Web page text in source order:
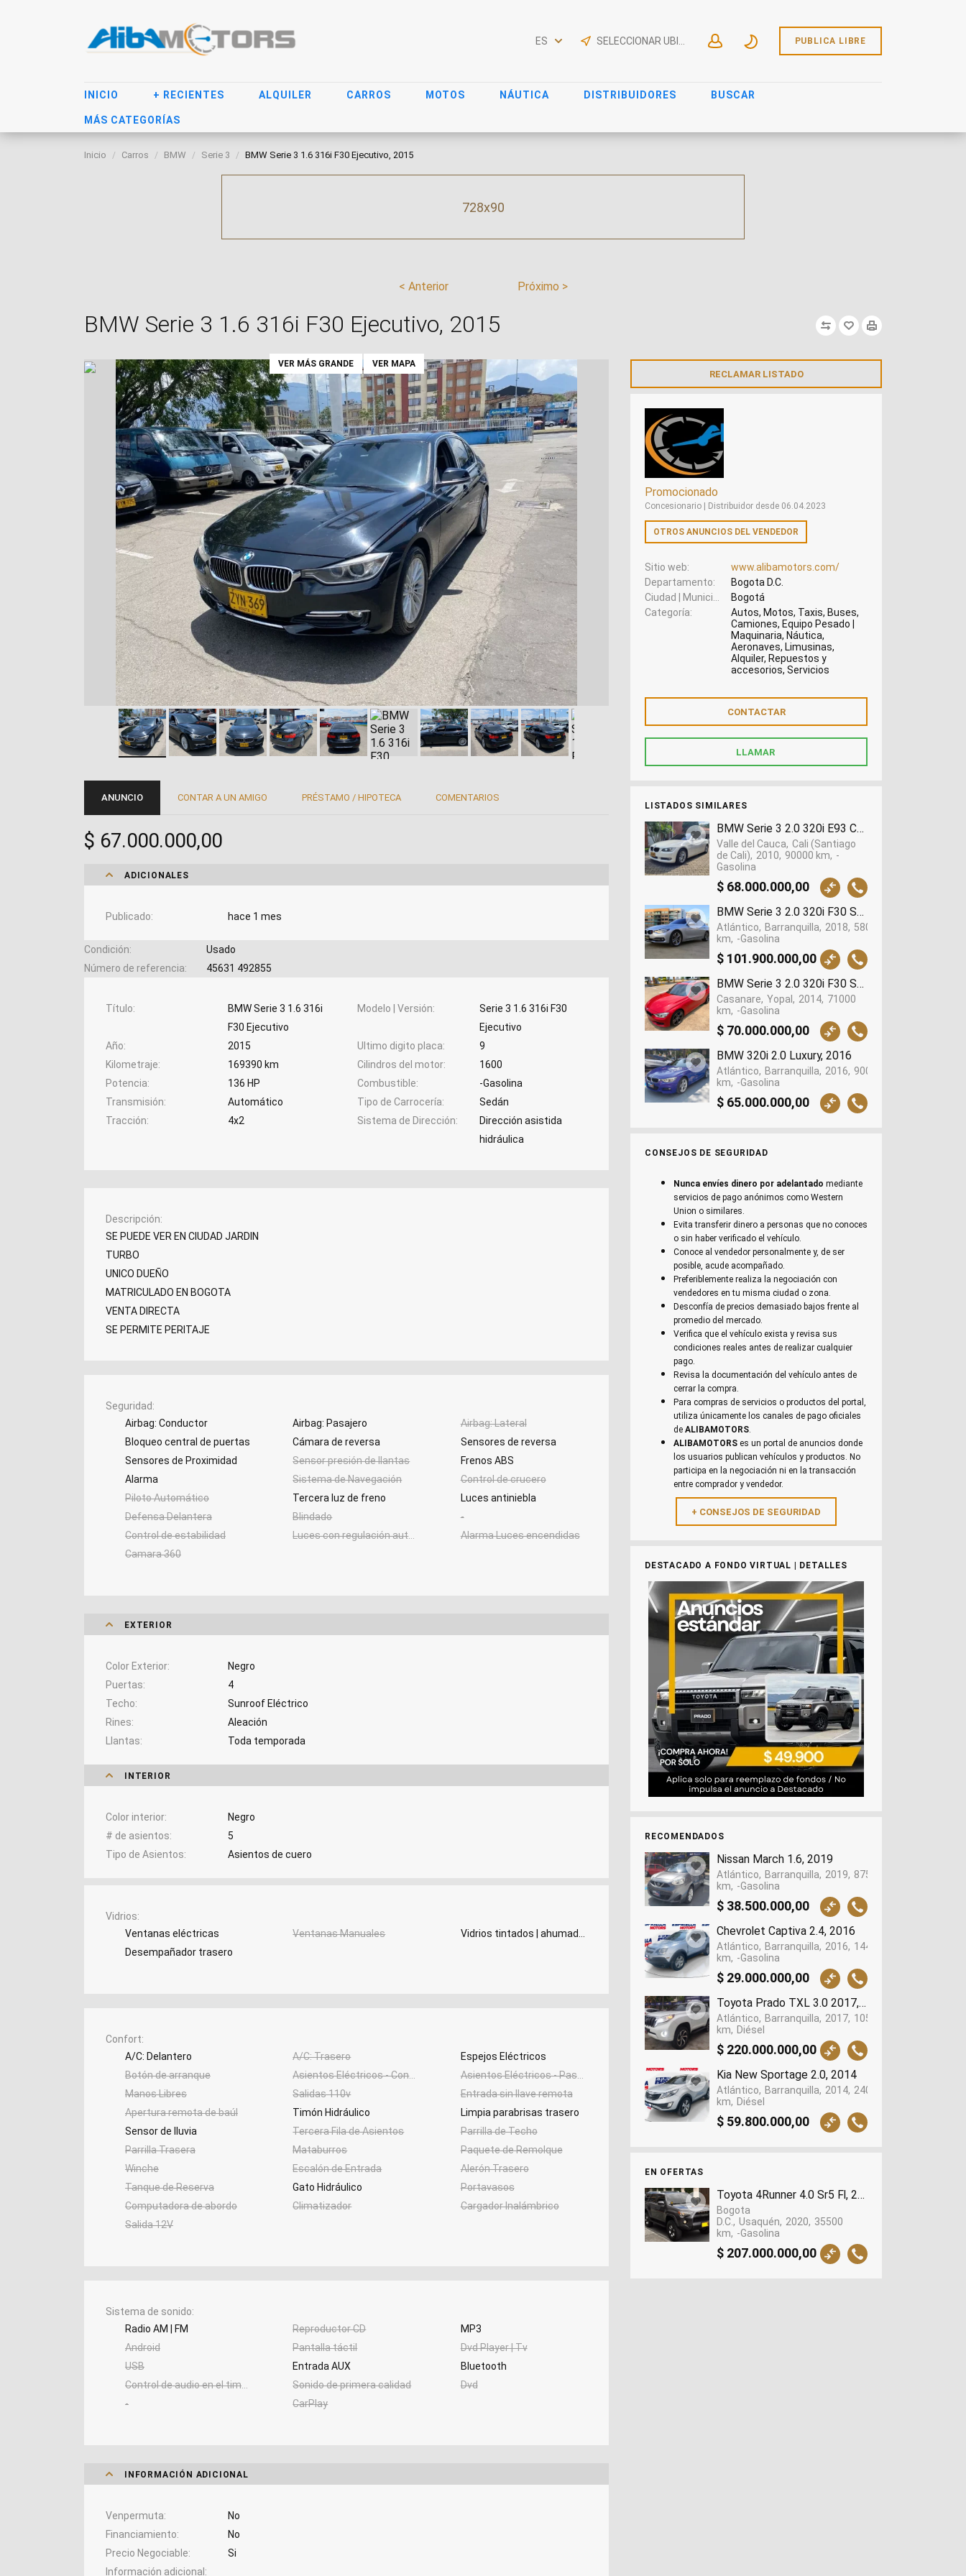
ES PUBLICA LIBRE
INICIO + RECIENTES ALQUILER CARROS MOTOS NÁUTICA DISTRIBUIDORES BUSCAR
MÁS CATEGORÍAS
Inicio Carros BMW Serie 3 BMW Serie 3 1.6 316i F30 Ejecutivo, 2015
728x90
< Anterior Próximo >
BMW Serie 3 1.6 316i F30 Ejecutivo, 2015
RECLAMAR LISTADO
Promocionado
Concesionario | Distribuidor desde 06.04.2023
OTROS ANUNCIOS DEL VENDEDOR
Sitio web
www.alibamotors.com/
Departamento
Bogota D.C.
Bogotá
Categoría
Autos, Motos, Taxis, Buses,
Camiones, Equipo Pesado |
Maquinaria, Náutica,
Aeronaves, Limusinas,
Alquiler, Repuestos y
accesorios, Servicios
LISTADOS SIMILARES
BMW Serie 3 2.0 320i E93 Cabriolet, 2010
Valle del Cauca Cali (Santiago
de Cali)
2010 90000 km
-
Gasolina
$ 68.000.000,00
BMW Serie 3 2.0 320i F30 Sportline, 2018
Atlántico Barranquilla 2018
58000
km
-Gasolina
$ 101.900.000,00
BMW Serie 3 2.0 320i F30 Sportline, 2014
Casanare Yopal 2014 71000
km
-Gasolina
$ 70.000.000,00
BMW 320i 2.0 Luxury, 2016
Atlántico Barranquilla 2016
90000
km
-Gasolina
$ 65.000.000,00
CONSEJOS DE SEGURIDAD
Nunca envíes dinero por adelantado mediante
servicios de pago anónimos como Western
Union o similares.
Evita transferir dinero a personas que no conoces
o sin haber verificado el vehículo.
Conoce al vendedor personalmente y, de ser
posible, acude acompañado.
Preferiblemente realiza la negociación con
vendedores en tu misma ciudad o zona.
Desconfía de precios demasiado bajos frente al
promedio del mercado.
Verifica que el vehículo exista y revisa sus
condiciones reales antes de realizar cualquier
pago.
Revisa la documentación del vehículo antes de
cerrar la compra.
Para compras de servicios o productos del portal,
utiliza únicamente los canales de pago oficiales
de ALIBAMOTORS.
ALIBAMOTORS es un portal de anuncios donde
los usuarios publican vehículos y productos. No
participa en la negociación ni en la transacción
entre comprador y vendedor.
DESTACADO A FONDO VIRTUAL | DETALLES
RECOMENDADOS
Nissan March 1.6, 2019
Atlántico Barranquilla 2019
87531
km
-Gasolina
$ 38.500.000,00
Chevrolet Captiva 2.4, 2016
Atlántico Barranquilla 2016
144600
km
-Gasolina
$ 29.000.000,00
Toyota Prado TXL 3.0 2017, 2017
Atlántico Barranquilla 2017 105092
km
Diésel
$ 220.000.000,00
Kia New Sportage 2.0, 2014
Atlántico Barranquilla 2014 240870
km
Diésel
$ 59.800.000,00
EN OFERTAS
Toyota 4Runner 4.0 Sr5 Fl, 2020
Bogota
D.C.
Usaquén 2020
35500
km
-Gasolina
$ 207.000.000,00
VER MÁS GRANDE VER MAPA
ANUNCIO CONTAR A UN AMIGO PRÉSTAMO / HIPOTECA COMENTARIOS
$ 67.000.000,00
ADICIONALES
Publicado hace 1 mes
Condición
Usado
Número de referencia
45631 492855
Título
BMW Serie 3 1.6 316i
F30 Ejecutivo
Modelo | Versión
Serie 3 1.6 316i F30
Ejecutivo
Año
2015 Ultimo digito placa
9
Kilometraje
169390 km Cilindros del motor
1600
Potencia
136 HP Combustible
-Gasolina
Transmisión
Automático Tipo de Carrocería
Sedán
Tracción
4x2 Sistema de Dirección
Dirección asistida
hidráulica
Descripción
SE PUEDE VER EN CIUDAD JARDIN
TURBO
UNICO DUEÑO
MATRICULADO EN BOGOTA
VENTA DIRECTA
SE PERMITE PERITAJE
Seguridad
Airbag: Conductor
Airbag: Pasajero
Airbag: Lateral
Bloqueo central de puertas
Cámara de reversa
Sensores de reversa
Sensores de Proximidad
Sensor presión de llantas
Frenos ABS
Alarma
Sistema de Navegación
Control de crucero
Piloto Automático
Tercera luz de freno
Luces antiniebla
Defensa Delantera
Blindado
-
Control de estabilidad
Luces con regulación automática
Alarma Luces encendidas
Camara 360
EXTERIOR
Color Exterior
Negro
Puertas
4
Techo
Sunroof Eléctrico
Rines
Aleación
Llantas
Toda temporada
INTERIOR
Color interior
Negro
# de asientos
5
Tipo de Asientos
Asientos de cuero
Vidrios
Ventanas eléctricas
Ventanas Manuales
Vidrios tintados | ahumados
Desempañador trasero
Confort
A/C: Delantero
A/C: Trasero
Espejos Eléctricos
Botón de arranque
Asientos Eléctricos - Conductor
Asientos Eléctricos - Pasajero
Manos Libres
Salidas 110v
Entrada sin llave remota
Apertura remota de baúl
Timón Hidráulico
Limpia parabrisas trasero
Sensor de lluvia
Tercera Fila de Asientos
Parrilla de Techo
Parrilla Trasera
Mataburros
Paquete de Remolque
Winche
Escalón de Entrada
Alerón Trasero
Tanque de Reserva
Gato Hidráulico
Portavasos
Computadora de abordo
Climatizador
Cargador Inalámbrico
Salida 12V
Sistema de sonido
Radio AM | FM
Reproductor CD
MP3
Android
Pantalla táctil
Dvd Player | Tv
USB
Entrada AUX
Bluetooth
Control de audio en el timón
Sonido de primera calidad
Dvd
-
CarPlay
INFORMACIÓN ADICIONAL
Venpermuta
No
Financiamiento
No
Precio Negociable
Si
Información adicional